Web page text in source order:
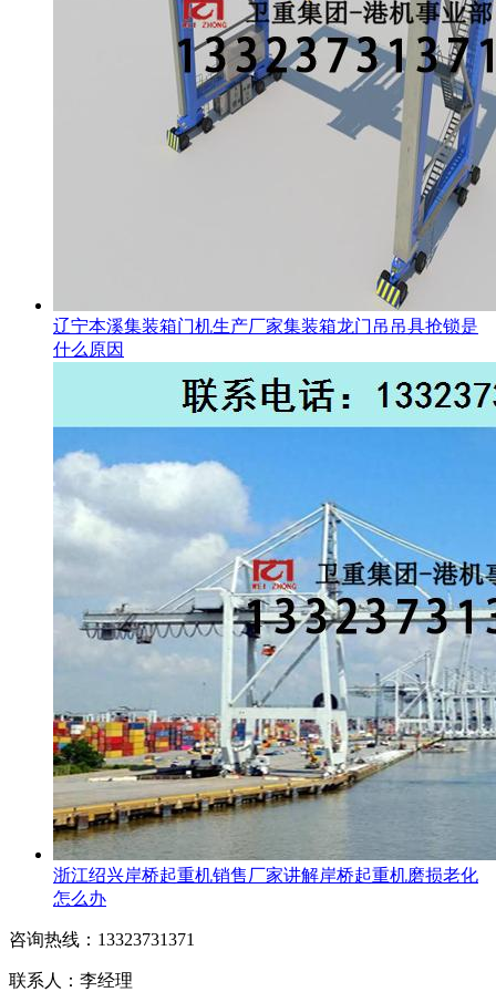
辽宁本溪集装箱门机生产厂家集装箱龙门吊吊具抢锁是
什么原因
浙江绍兴岸桥起重机销售厂家讲解岸桥起重机磨损老化
怎么办
咨询热线：13323731371
联系人：李经理